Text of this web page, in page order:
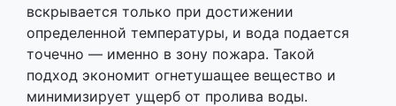
вскрывается только при достижении
определенной температуры, и вода подается
точечно — именно в зону пожара. Такой
подход экономит огнетушащее вещество и
минимизирует ущерб от пролива воды.